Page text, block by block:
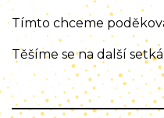
Tímto chceme
Těšíme se na další